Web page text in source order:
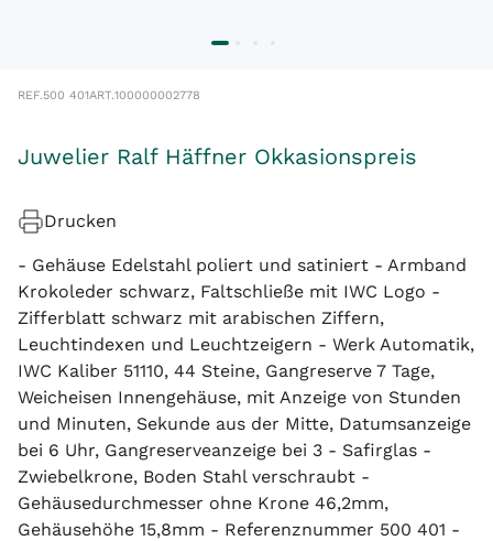
REF.500 401ART.100000002778
Juwelier Ralf Häffner Okkasionspreis
Drucken
- Gehäuse Edelstahl poliert und satiniert - Armband
Krokoleder schwarz, Faltschließe mit IWC Logo -
Zifferblatt schwarz mit arabischen Ziffern,
Leuchtindexen und Leuchtzeigern - Werk Automatik,
IWC Kaliber 51110, 44 Steine, Gangreserve 7 Tage,
Weicheisen Innengehäuse, mit Anzeige von Stunden
und Minuten, Sekunde aus der Mitte, Datumsanzeige
bei 6 Uhr, Gangreserveanzeige bei 3 - Safirglas -
Zwiebelkrone, Boden Stahl verschraubt -
Gehäusedurchmesser ohne Krone 46,2mm,
Gehäusehöhe 15,8mm - Referenznummer 500 401 -